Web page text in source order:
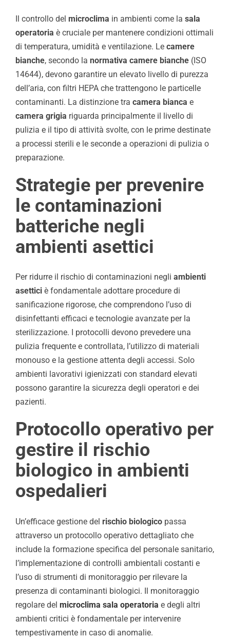
Il controllo del microclima in ambienti come la sala
operatoria è cruciale per mantenere condizioni ottimali
di temperatura, umidità e ventilazione. Le camere
bianche, secondo la normativa camere bianche(ISO
14644), devono garantire un elevato livello di purezza
dell’aria, con filtri HEPA che trattengono le particelle
contaminanti. La distinzione tra camera bianca e
camera grigia riguarda principalmente il livello di
pulizia e il tipo di attività svolte, con le prime destinate
a processi sterili e le seconde a operazioni di pulizia o
preparazione.
Strategie per prevenire
le contaminazioni
batteriche negli
ambienti asettici
Per ridurre il rischio di contaminazioni negli ambienti
asetticiè fondamentale adottare procedure di
sanificazione rigorose, che comprendono l’uso di
disinfettanti efficaci e tecnologie avanzate per la
sterilizzazione. I protocolli devono prevedere una
pulizia frequente e controllata, l’utilizzo di materiali
monouso e la gestione attenta degli accessi. Solo
ambienti lavorativi igienizzati con standard elevati
possono garantire la sicurezza degli operatori e dei
pazienti.
Protocollo operativo per
gestire il rischio
biologico in ambienti
ospedalieri
Un’efficace gestione del rischio biologicopassa
attraverso un protocollo operativo dettagliato che
include la formazione specifica del personale sanitario,
l’implementazione di controlli ambientali costanti e
l’uso di strumenti di monitoraggio per rilevare la
presenza di contaminanti biologici. Il monitoraggio
regolare del microclima sala operatoria e degli altri
ambienti critici è fondamentale per intervenire
tempestivamente in caso di anomalie.